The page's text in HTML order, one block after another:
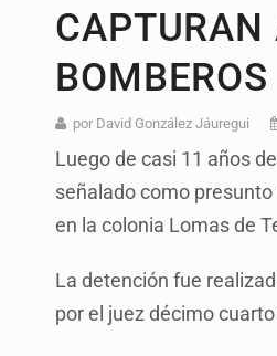
BOMBEROS
por David González Jáuregui
Luego de casi 11 años
señalado como
en la colonia Lomas de
La detención fue
por el juez décimo